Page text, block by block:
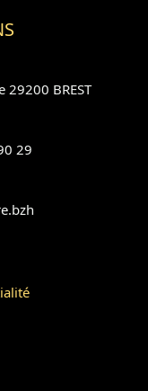
29200 BREST
29